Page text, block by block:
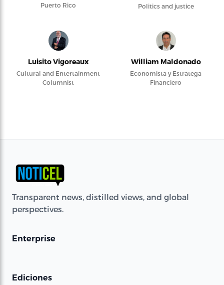
Puerto Rico
Politics and justice
Luisito Vigoreaux
Cultural and Entertainment
Columnist
William Maldonado
Economista y Estratega
Financiero
Transparent news, distilled views, and global
perspectives.
Enterprise
Ediciones